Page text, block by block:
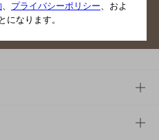
・ご感想
、 プライバシーポリシー、およ
になります。